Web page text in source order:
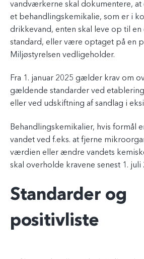
vandværkerne skal dokumentere,
et behandlingskemikalie, som er i
drikkevand, enten skal leve op til
standard, eller være optaget på en
Miljøstyrelsen vedligeholder.
Fra 1. januar 2025 gælder krav om
gældende standarder ved
eller ved udskiftning af sandlag i
Behandlingskemikalier, hvis formål
vandet ved f.eks. at fjerne
værdien eller ændre vandets
skal overholde kravene senest 1. juli
Standarder og
positivliste